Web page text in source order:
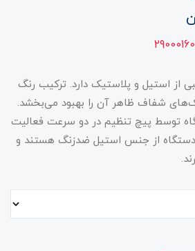
از استیل و پلاستیک دارد. ترکیب رنگ
شفاف ظاهر آن را بهبود می‌بخشد.
توسط پیچ تنظیم در دو سرعت فعالیت
دستگاه از جنس استیل ضدزنگ هستند و